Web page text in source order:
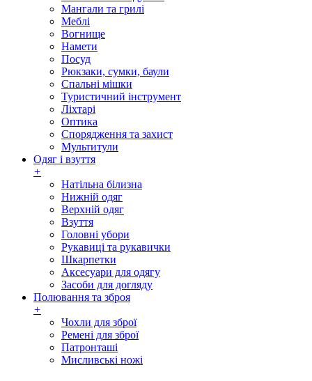
Мангали та грилі
Меблі
Вогнище
Намети
Посуд
Рюкзаки, сумки, баули
Спальні мішки
Туристичний інструмент
Ліхтарі
Оптика
Спорядження та захист
Мультитули
Одяг і взуття
+
Натільна білизна
Нижній одяг
Верхній одяг
Взуття
Головні убори
Рукавиці та рукавички
Шкарпетки
Аксесуари для одягу
Засоби для догляду
Полювання та зброя
+
Чохли для зброї
Ремені для зброї
Патронташі
Мисливські ножі